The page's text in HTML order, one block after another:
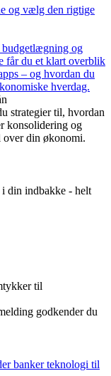
og vælg den rigtige
og
får du et klart overblik
– og hvordan du
hverdag.
strategier til, hvordan
konsolidering og
over din økonomi.
din indbakke - helt
til
godkender du
banker teknologi til